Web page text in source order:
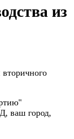
из
вторичного
ваш город,